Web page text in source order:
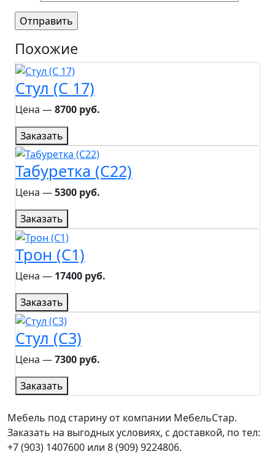
Похожие
Стул (С 17)
Цена ―8700 руб.
Заказать
Табуретка (C22)
Цена ―5300 руб.
Заказать
Трон (C1)
Цена ― 17400 руб.
Заказать
Стул (C3)
Цена ―7300 руб.
Заказать
Мебель под старину от компании МебельСтар.
Заказать на выгодных условиях, с доставкой, по тел:
+7 (903) 1407600 или 8 (909) 9224806.